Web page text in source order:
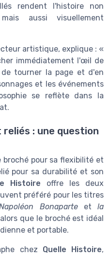
rendent l'histoire non
aussi visuellement
artistique, explique : «
immédiatement l'œil de
tourner la page et d'en
et les événements
se reflète dans la
: une question
pour sa flexibilité et
pour sa durabilité et son
Histoire offre les deux
préféré pour les titres
Bonaparteetla
que le broché est idéal
et portable.
chez Quelle Histoire,